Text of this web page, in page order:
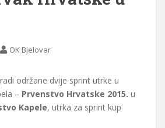
OK Bjelovar
održane dvije sprint utrke u
– Prvenstvo Hrvatske 2015. u
Kapele, utrka za sprint kup